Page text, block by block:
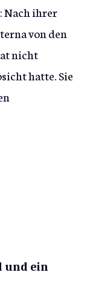
Nach ihrer
von den
nicht
hatte. Sie
und ein